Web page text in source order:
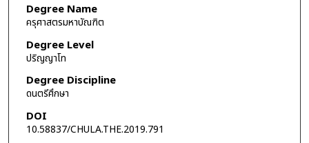
Degree Name
ครุศาสตรมหาบัณฑิต
Degree Level
ปริญญาโท
Degree Discipline
ดนตรีศึกษา
DOI
10.58837/CHULA.THE.2019.791